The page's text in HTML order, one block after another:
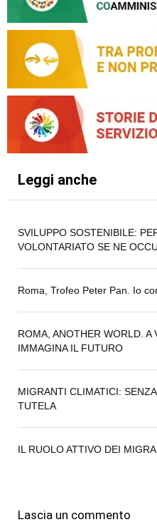
Leggi anche
SVILUPPO SOSTENIBILE:
VOLONTARIATO SE NE
Roma, Trofeo Peter Pan. Io
ROMA, ANOTHER WORLD. A
IMMAGINA IL FUTURO
MIGRANTI CLIMATICI:
TUTELA
IL RUOLO ATTIVO DEI
Lascia un commento